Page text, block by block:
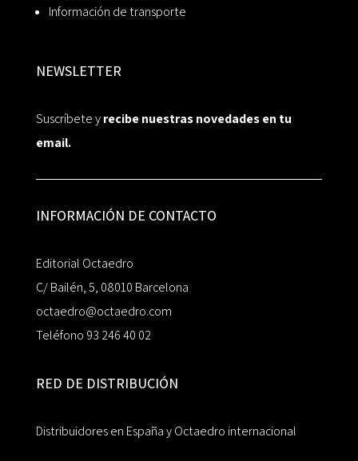
Información de transporte
NEWSLETTER
Suscríbete yrecibe nuestras novedades en tu
email.
INFORMACIÓN DE CONTACTO
Editorial Octaedro
C/ Bailén, 5, 08010 Barcelona
octaedro@octaedro.com
Teléfono 93 246 40 02
RED DE DISTRIBUCIÓN
Distribuidores en España y Octaedro internacional